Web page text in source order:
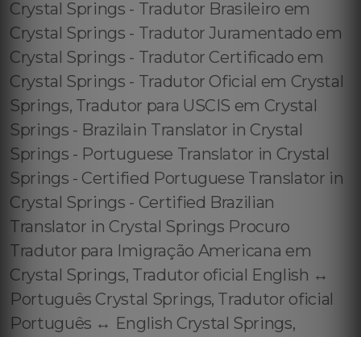
Crystal Springs - Tradutor Brasileiro em
Crystal Springs - Tradutor Juramentado em
Crystal Springs - Tradutor Certificado em
Crystal Springs - Tradutor Oficial em Crystal
Springs, Tradutor para USCIS em Crystal
Springs - Brazilain Translator in Crystal
Springs - Portuguese Translator in Crystal
Springs - Certified Portuguese Translator in
Crystal Springs - Certified Brazilian
Translator in Crystal Springs Procuro
Tradutor para Imigração Americana em
Crystal Springs, Tradutor oficial English ↔️
Português Crystal Springs, Tradutor oficial
Português ↔️ English Crystal Springs,